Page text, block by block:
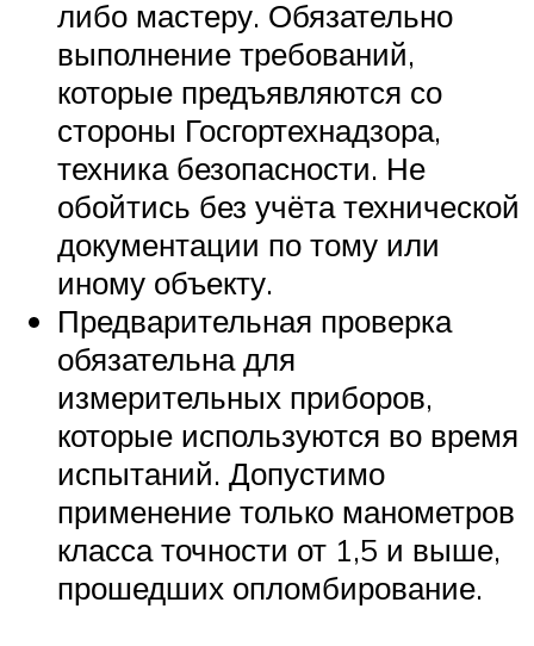
либо мастеру. Обязательно
выполнение требований,
которые предъявляются со
стороны Госгортехнадзора,
техника безопасности. Не
обойтись без учёта технической
документации по тому или
иному объекту.
Предварительная проверка
обязательна для
измерительных приборов,
которые используются во время
испытаний. Допустимо
применение только манометров
класса точности от 1,5 и выше,
прошедших опломбирование.